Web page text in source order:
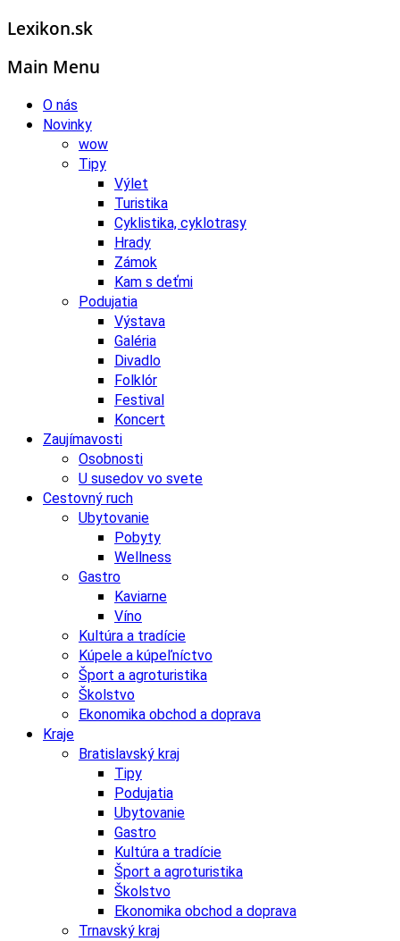
Lexikon.sk
Main Menu
O nás
Novinky
wow
Tipy
Výlet
Turistika
Cyklistika, cyklotrasy
Hrady
Zámok
Kam s deťmi
Podujatia
Výstava
Galéria
Divadlo
Folklór
Festival
Koncert
Zaujímavosti
Osobnosti
U susedov vo svete
Cestovný ruch
Ubytovanie
Pobyty
Wellness
Gastro
Kaviarne
Víno
Kultúra a tradície
Kúpele a kúpeľníctvo
Šport a agroturistika
Školstvo
Ekonomika obchod a doprava
Kraje
Bratislavský kraj
Tipy
Podujatia
Ubytovanie
Gastro
Kultúra a tradície
Šport a agroturistika
Školstvo
Ekonomika obchod a doprava
Trnavský kraj